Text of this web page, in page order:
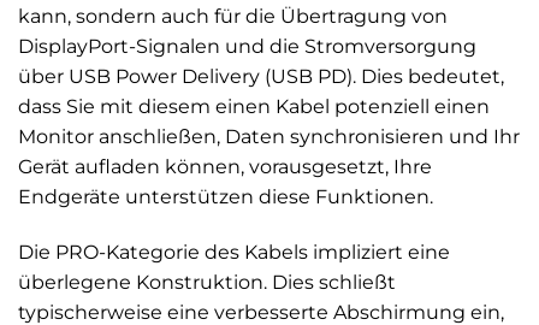
kann, sondern auch für die Übertragung von
DisplayPort-Signalen und die Stromversorgung
über USB Power Delivery (USB PD). Dies bedeutet,
dass Sie mit diesem einen Kabel potenziell einen
Monitor anschließen, Daten synchronisieren und Ihr
Gerät aufladen können, vorausgesetzt, Ihre
Endgeräte unterstützen diese Funktionen.
Die PRO-Kategorie des Kabels impliziert eine
überlegene Konstruktion. Dies schließt
typischerweise eine verbesserte Abschirmung ein,